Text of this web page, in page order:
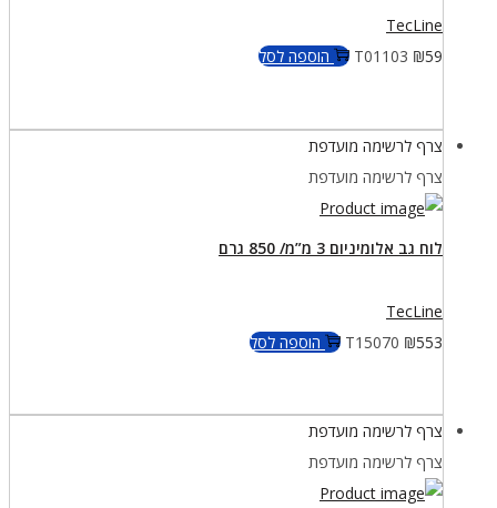
TecLine
T01103 ₪59 הוספה לסל
צרף לרשימה מועדפת
צרף לרשימה מועדפת
לוח גב אלומיניום 3 מ”מ/ 850 גרם
TecLine
T15070 ₪553 הוספה לסל
צרף לרשימה מועדפת
צרף לרשימה מועדפת